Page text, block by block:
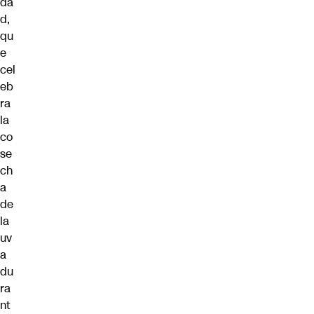
d,
qu
e
cel
eb
ra
la
co
se
ch
a
de
la
uv
a
du
ra
nt